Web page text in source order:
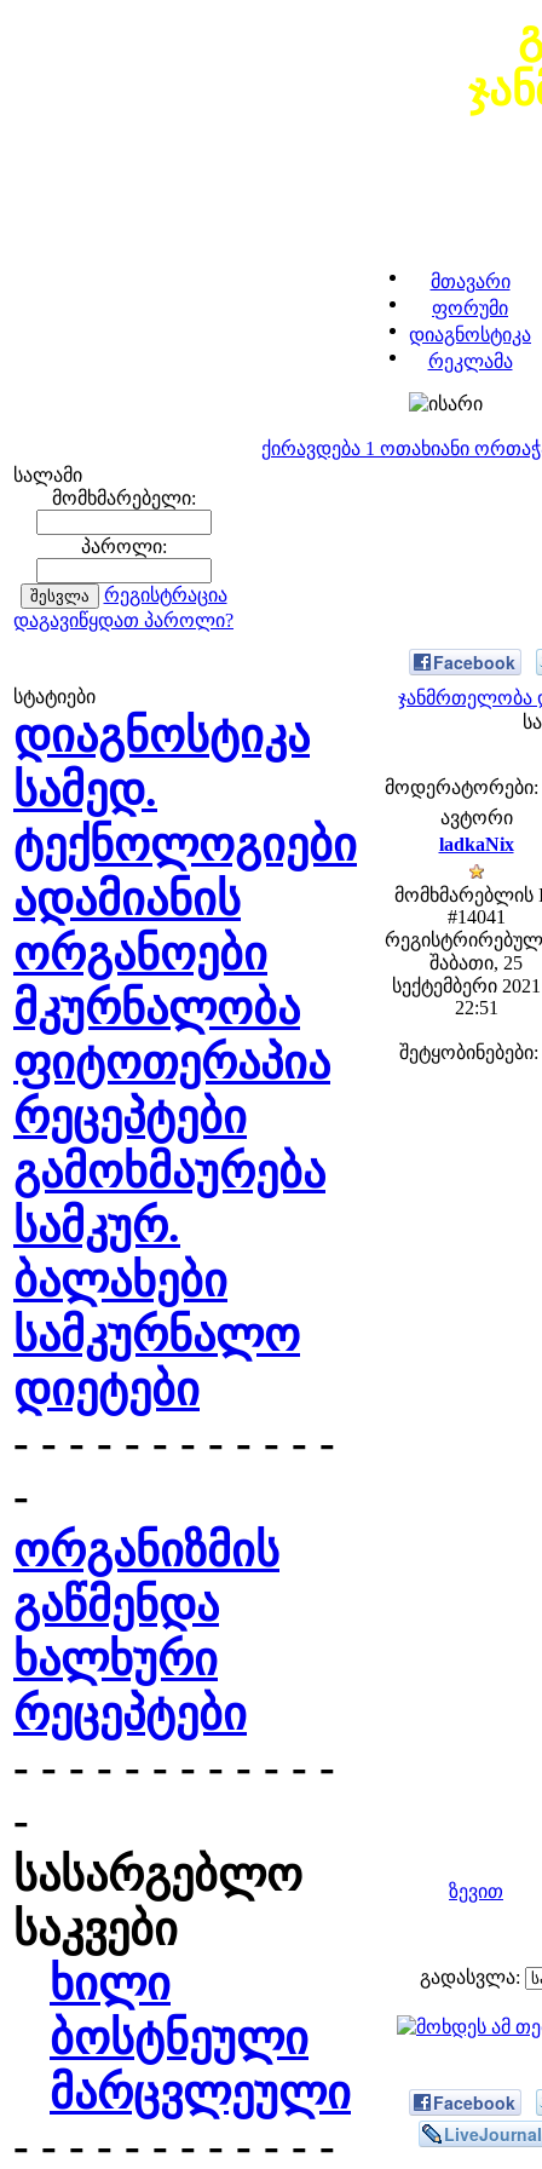
მთავარი
ფორუმი
დიაგნოსტიკა
რეკლამა
ქირავდება 1 ოთახიანი
სალამი
მომხმარებელი:
პაროლი:
რეგისტრაცია
დაგავიწყდათ პაროლი?
სტატიები
დიაგნოსტიკა
სამედ.
ტექნოლოგიები
ადამიანის
ორგანოები
მკურნალობა
ფიტოთერაპია
რეცეპტები
გამოხმაურება
სამკურ.
ბალახები
სამკურნალო
დიეტები
- - - - - - - - - - - -
-
ორგანიზმის
გაწმენდა
ხალხური
რეცეპტები
- - - - - - - - - - - -
-
სასარგებლო
საკვები
ხილი
ბოსტნეული
მარცვლეული
- - - - - - - - - - - -
Facebook
ჯანმრთელობა
მოდერატორები:
ავტორი
ladkaNix
მომხმარებლის
#14041
შაბათი, 25
სექტემბერი
22:51
შეტყობინებები:
ზევით
გადასვლა:
Facebook
LiveJournal